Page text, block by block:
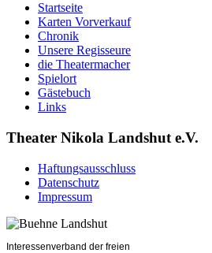
Startseite
Karten Vorverkauf
Chronik
Unsere Regisseure
die Theatermacher
Spielort
Gästebuch
Links
Theater Nikola Landshut e.V.
Haftungsausschluss
Datenschutz
Impressum
Interessenverband der freien